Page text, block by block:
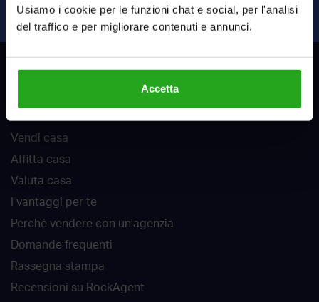
Usiamo i cookie per le funzioni chat e social, per l'analisi
del traffico e per migliorare contenuti e annunci.
Accetta
Vendi casa
Affitta casa
Valuta casa
I vantaggi per te
Perché vendere con un'agenzia
Domande frequenti
Rassegna stampa
Recensioni su RockAgent